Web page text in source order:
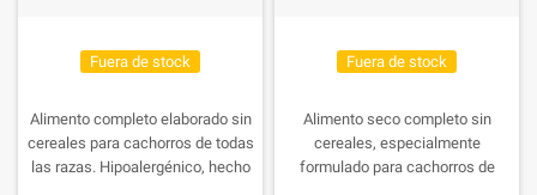
Fuera de stock
Alimento completo elaborado sin
cereales para cachorros de todas
las razas. Hipoalergénico, hecho
Fuera de stock
Alimento seco completo sin
cereales, especialmente
formulado para cachorros de